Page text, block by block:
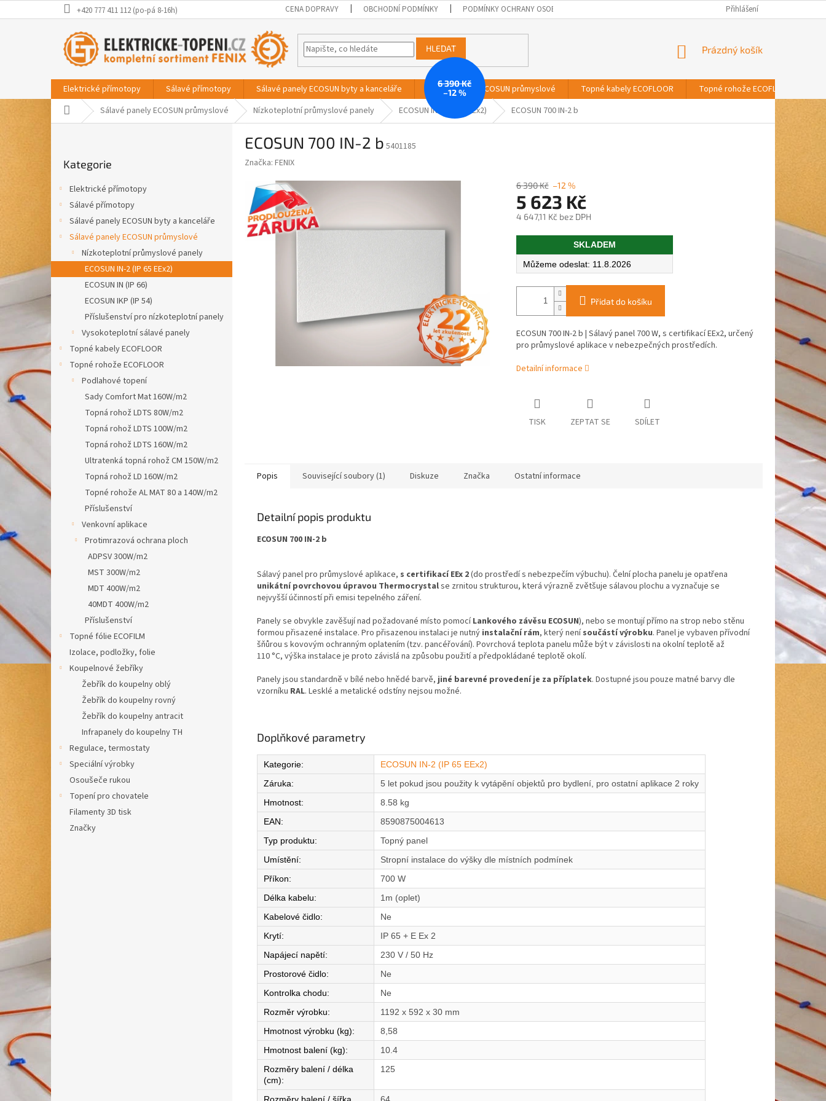
na
+420 777 411 112 (po-pá 8-16h) CENA DOPRAVY OBCHODNÍ PODMÍNKY PODMÍNKY OCHRANY OSOBNÍCH ÚDAJŮ Přihlášení
HLEDAT
NÁKUPNÍ
Prázdný košík
Elektrické přímotopy Sálavé přímotopy Sálavé panely ECOSUN byty a kanceláře Sálavé panely ECOSUN průmyslové Topné kabely ECOFLOOR Topné rohože ECOFLOOR
Domů Sálavé panely ECOSUN průmyslové Nízkoteplotní průmyslové panely ECOSUN IN-2 (IP 65 EEx2) ECOSUN 700 IN-2 b
a
n
e
kategorie
Kategorie
Elektrické přímotopy
Sálavé přímotopy
Sálavé panely ECOSUN byty a kanceláře
Sálavé panely ECOSUN průmyslové
Nízkoteplotní průmyslové panely
ECOSUN IN-2 (IP 65 EEx2)
ECOSUN IN (IP 66)
ECOSUN IKP (IP 54)
Příslušenství pro nízkoteplotní panely
Vysokoteplotní sálavé panely
Topné kabely ECOFLOOR
Topné rohože ECOFLOOR
Podlahové topení
Sady Comfort Mat 160W/m2
Topná rohož LDTS 80W/m2
Topná rohož LDTS 100W/m2
Topná rohož LDTS 160W/m2
Ultratenká topná rohož CM 150W/m2
Topná rohož LD 160W/m2
Topné rohože AL MAT 80 a 140W/m2
Příslušenství
Venkovní aplikace
Protimrazová ochrana ploch
ADPSV 300W/m2
MST 300W/m2
MDT 400W/m2
40MDT 400W/m2
Příslušenství
Topné fólie ECOFILM
Izolace, podložky, folie
Koupelnové žebříky
Žebřík do koupelny oblý
Žebřík do koupelny rovný
Žebřík do koupelny antracit
Infrapanely do koupelny TH
Regulace, termostaty
Speciální výrobky
Osoušeče rukou
Topení pro chovatele
Filamenty 3D tisk
Značky
ECOSUN 700 IN-2 b 5401185
Značka: FENIX
6 390 Kč
–12 %
6 390 Kč –12 %
5 623 Kč
4 647,11 Kč bez DPH
Měrná
SKLADEM
11.8.2026
Přidat do košíku
ECOSUN 700 IN-2 b | Sálavý panel 700 W, s certifikací EEx2, určený
pro průmyslové aplikace v nebezpečných prostředích.
Detailní informace
TISK ZEPTAT SE SDÍLET
Popis Související soubory (1) Diskuze Značka Ostatní informace
Detailní popis produktu
ECOSUN 700 IN-2 b
Sálavý panel pro průmyslové aplikace, s certifikací EEx 2(do prostředí s nebezpečím výbuchu). Čelní plocha panelu je opatřena
unikátní povrchovou úpravou Thermocrystalse zrnitou strukturou, která výrazně zvětšuje sálavou plochu a vyznačuje se
nejvyšší účinností při emisi tepelného záření.
Panely se obvykle zavěšují nad požadované místo pomocíLankového závěsu ECOSUN), nebo se montují přímo na strop nebo stěnu
formou přisazené instalace. Pro přisazenou instalaci je nutný instalační rám, který nenísoučástí výrobku. Panel je vybaven přívodní
šňůrou s kovovým ochranným oplatením (tzv. pancéřování). Povrchová teplota panelu může být v závislosti na okolní teplotě až
110 °C, výška instalace je proto závislá na způsobu použití a předpokládané teplotě okolí.
Panely jsou standardně v bílé nebo hnědé barvě,jiné barevné provedení je za příplatek. Dostupné jsou pouze matné barvy dle
vzorníku RAL. Lesklé a metalické odstíny nejsou možné.
Doplňkové parametry
Kategorie:
ECOSUN IN-2 (IP 65 EEx2)
Záruka:
5 let pokud jsou použity k vytápění objektů pro bydlení, pro ostatní aplikace 2 roky
Hmotnost:
8.58 kg
EAN:
8590875004613
Typ produktu:
Topný panel
Umístění:
Stropní instalace do výšky dle místních podmínek
Příkon:
700 W
Délka kabelu:
1m (oplet)
Kabelové čidlo:
Ne
Krytí:
IP 65 + E Ex 2
Napájecí napětí:
230 V / 50 Hz
Prostorové čidlo:
Ne
Kontrolka chodu:
Ne
Rozměr výrobku:
1192 x 592 x 30 mm
Hmotnost výrobku (kg):
8,58
Hmotnost balení (kg):
10.4
Rozměry balení / délka
(cm):
125